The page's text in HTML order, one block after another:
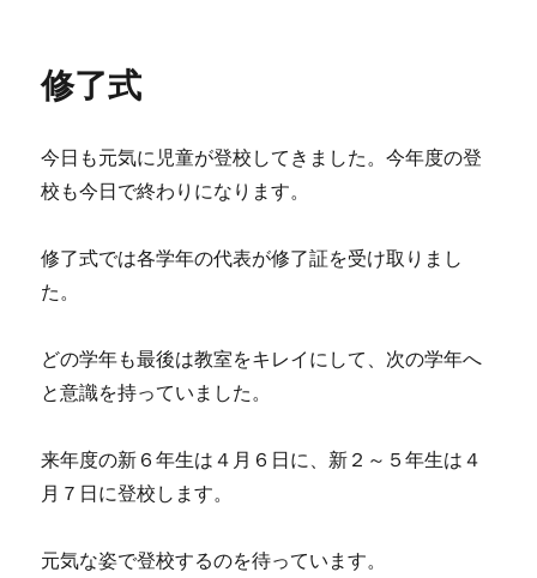
修了式
今日も元気に児童が登校してきました。今年度の登
校も今日で終わりになります。
修了式では各学年の代表が修了証を受け取りまし
た。
どの学年も最後は教室をキレイにして、次の学年へ
と意識を持っていました。
来年度の新６年生は４月６日に、新２～５年生は４
月７日に登校します。
元気な姿で登校するのを待っています。